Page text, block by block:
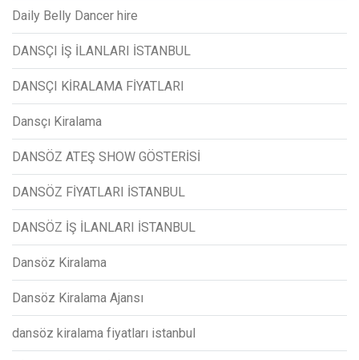
Daily Belly Dancer hire
DANSÇI İŞ İLANLARI İSTANBUL
DANSÇI KİRALAMA FİYATLARI
Dansçı Kiralama
DANSÖZ ATEŞ SHOW GÖSTERİSİ
DANSÖZ FİYATLARI İSTANBUL
DANSÖZ İŞ İLANLARI İSTANBUL
Dansöz Kiralama
Dansöz Kiralama Ajansı
dansöz kiralama fiyatları istanbul